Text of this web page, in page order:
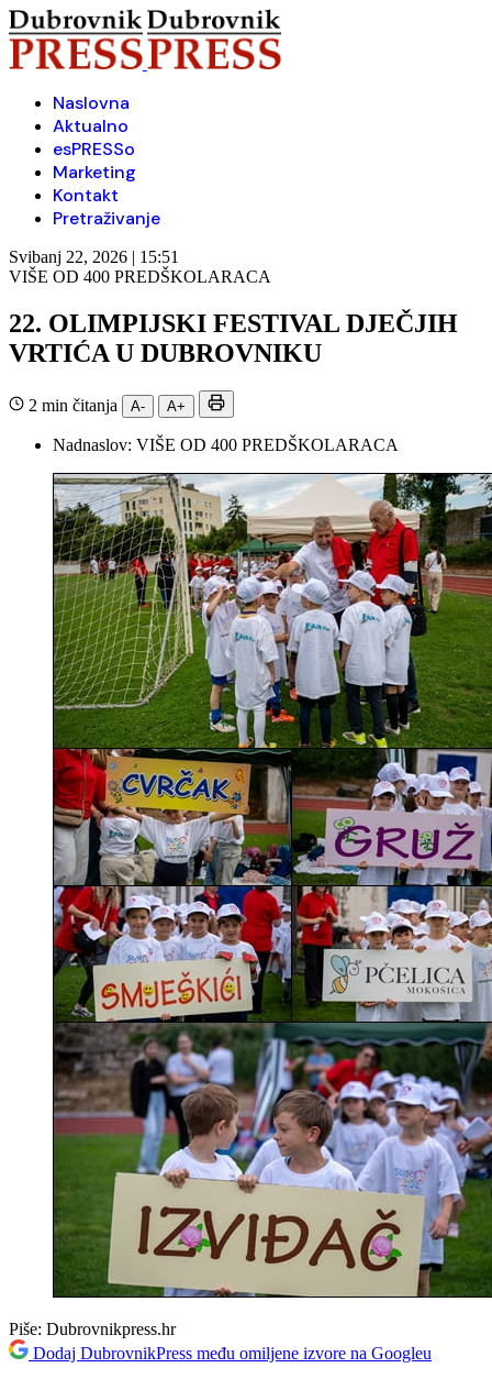
Naslovna
Aktualno
esPRESSo
Marketing
Kontakt
Pretraživanje
Svibanj 22, 2026 | 15:51
VIŠE OD 400 PREDŠKOLARACA
22. OLIMPIJSKI FESTIVAL DJEČJIH
VRTIĆA U DUBROVNIKU
2 min čitanja A- A+
Nadnaslov: VIŠE OD 400 PREDŠKOLARACA
Piše: Dubrovnikpress.hr
Dodaj DubrovnikPress među omiljene izvore na Googleu